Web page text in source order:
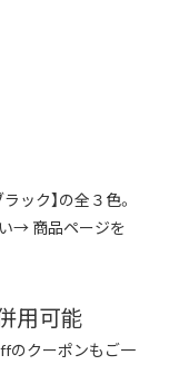
ック】の全３色。
い→ 商品ページを
用可能
のクーポンもご一